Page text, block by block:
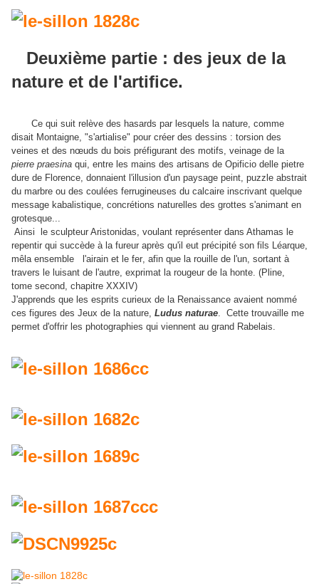
Deuxième partie : des jeux de la
nature et de l'artifice.
Ce qui suit relève des hasards par lesquels la nature, comme
disait Montaigne, "s'artialise" pour créer des dessins : torsion des
veines et des nœuds du bois préfigurant des motifs, veinage de la
pierre praesina qui, entre les mains des artisans de Opificio delle pietre
dure de Florence, donnaient l'illusion d'un paysage peint, puzzle abstrait
du marbre ou des coulées ferrugineuses du calcaire inscrivant quelque
message kabalistique, concrétions naturelles des grottes s'animant en
grotesque...
Ainsi le sculpteur Aristonidas, voulant représenter dans Athamas le
repentir qui succède à la fureur après qu'il eut précipité son fils Léarque,
mêla ensemble l'airain et le fer, afin que la rouille de l'un, sortant à
travers le luisant de l'autre, exprimat la rougeur de la honte. (Pline,
tome second, chapitre XXXIV)
J'apprends que les esprits curieux de la Renaissance avaient nommé
ces figures des Jeux de la nature, Ludus naturae. Cette trouvaille me
permet d'offrir les photographies qui viennent au grand Rabelais.